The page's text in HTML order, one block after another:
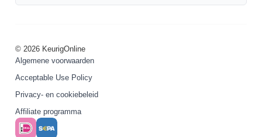
© 2026 KeurigOnline
Algemene voorwaarden
Acceptable Use Policy
Privacy- en cookiebeleid
Affiliate programma